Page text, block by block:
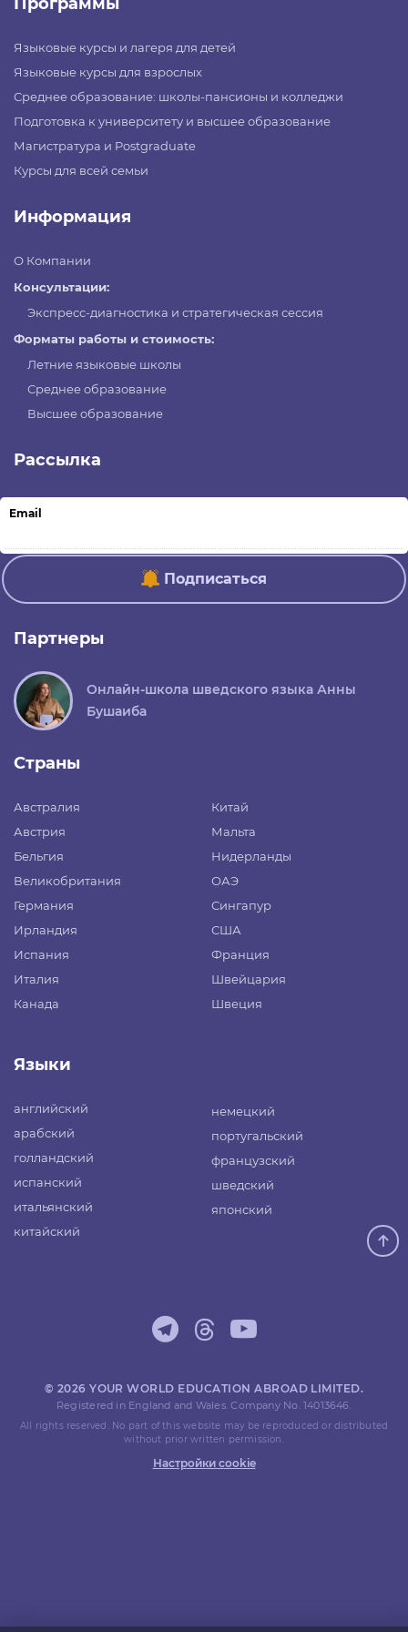
Программы
Языковые курсы и лагеря для детей
Языковые курсы для взрослых
Среднее образование: школы-пансионы и колледжи
Подготовка к университету и высшее образование
Магистратура и Postgraduate
Курсы для всей семьи
Информация
О Компании
Консультации:
Экспресс-диагностика и стратегическая сессия
Форматы работы и стоимость:
Летние языковые школы
Среднее образование
Высшее образование
Рассылка
Email
Подписаться
Партнеры
Онлайн-школа шведского языка Анны
Бушаиба
Страны
Австралия
Австрия
Бельгия
Великобритания
Германия
Ирландия
Испания
Италия
Канада
Китай
Мальта
Нидерланды
ОАЭ
Сингапур
США
Франция
Швейцария
Швеция
Языки
английский
арабский
голландский
испанский
итальянский
китайский
немецкий
португальский
французский
шведский
японский
© 2026 YOUR WORLD EDUCATION ABROAD LIMITED.
Registered in England and Wales. Company No. 14013646.
All rights reserved. No part of this website may be reproduced or distributed
without prior written permission.
Настройки cookie